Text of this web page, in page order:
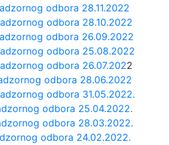
odbora 28.11.2022
odbora 28.10.2022
odbora 26.09.2022
odbora 25.08.2022
odbora 26.07.2022
odbora 28.06.2022
odbora 31.05.2022.
odbora 25.04.2022.
odbora 28.03.2022.
odbora 24.02.2022.